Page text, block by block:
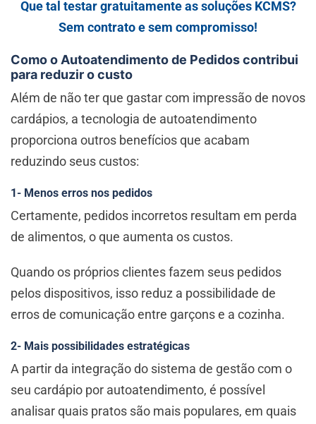
Que tal testar gratuitamente as soluções KCMS?
Sem contrato e sem compromisso!
Como o Autoatendimento de Pedidos contribui
para reduzir o custo
Além de não ter que gastar com impressão de novos
cardápios, a tecnologia de autoatendimento
proporciona outros benefícios que acabam
reduzindo seus custos:
1- Menos erros nos pedidos
Certamente, pedidos incorretos resultam em perda
de alimentos, o que aumenta os custos.
Quando os próprios clientes fazem seus pedidos
pelos dispositivos, isso reduz a possibilidade de
erros de comunicação entre garçons e a cozinha.
2- Mais possibilidades estratégicas
A partir da integração do sistema de gestão com o
seu cardápio por autoatendimento, é possível
analisar quais pratos são mais populares, em quais